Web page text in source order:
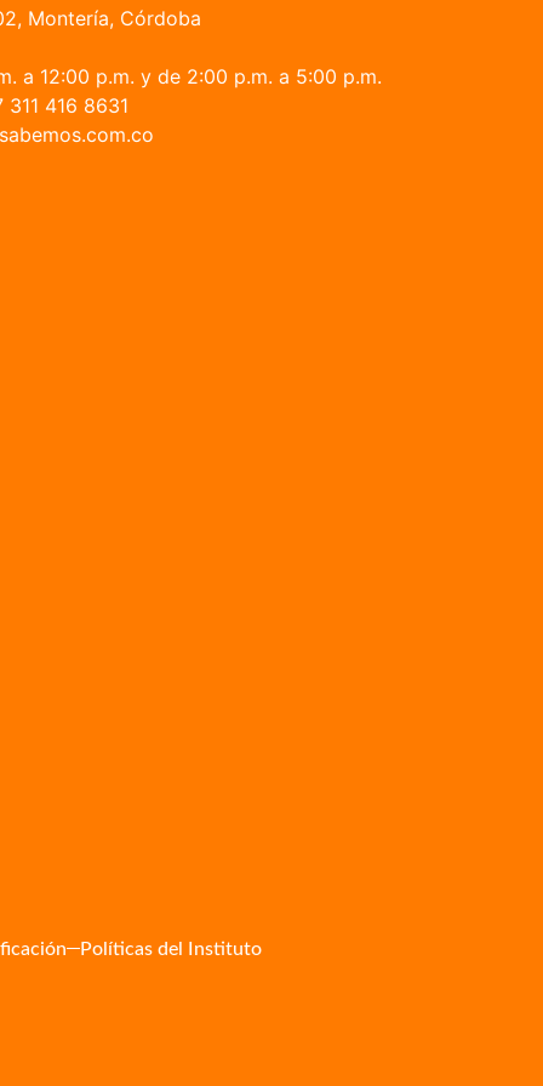
Montería, Córdoba
a 12:00 p.m. y de 2:00 p.m. a 5:00 p.m.
311 416 8631
Políticas del Instituto